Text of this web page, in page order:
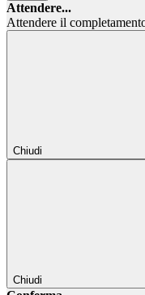
Attendere...
Attendere il
Chiudi
Chiudi